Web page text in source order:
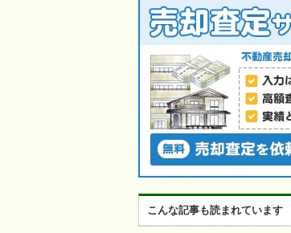
青森
秋田
岩手
宮城
山形
福島
東京
埼玉
神奈川
千葉
茨城
栃木
群馬
州・
新潟
富山
石川
福井
長野
山梨
静岡
愛知
岐阜
三重
大阪
兵庫
京都
滋賀
奈良
和歌山
国・
鳥取
岡山
島根
広島
山口
香川
徳島
愛媛
高知
福岡
佐賀
長崎
熊本
大分
宮崎
鹿児島
沖縄
こんな記事も読まれています